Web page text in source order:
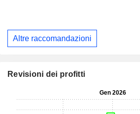
Altre raccomandazioni
Revisioni dei profitti